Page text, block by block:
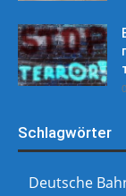
Schlagwörter
Deutsche